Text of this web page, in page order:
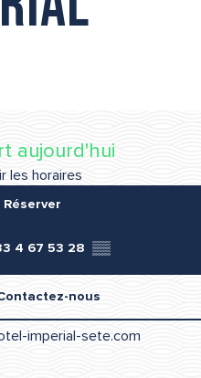
aujourd'hui
les horaires
Réserver
4 67 53 28 ▒▒
nous
imperial-sete.com